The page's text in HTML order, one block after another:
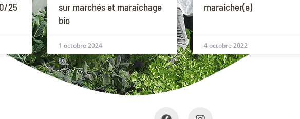
25
sur marchés et maraîchage
bio
1 octobre 2024
maraicher(e)
4 octobre 2022